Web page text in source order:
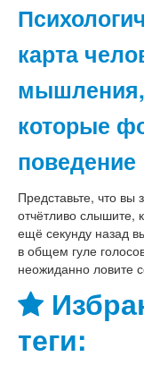
карта
которые
поведение
Представьте, что вы
отчётливо слышите,
ещё секунду назад
в общем гуле
неожиданно ловите
теги: